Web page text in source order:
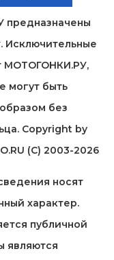
предназначены
. Исключительные
МОТОГОНКИ.РУ,
могут быть
без
Copyright by
(C) 2003-2026
носят
характер.
публичной
являются